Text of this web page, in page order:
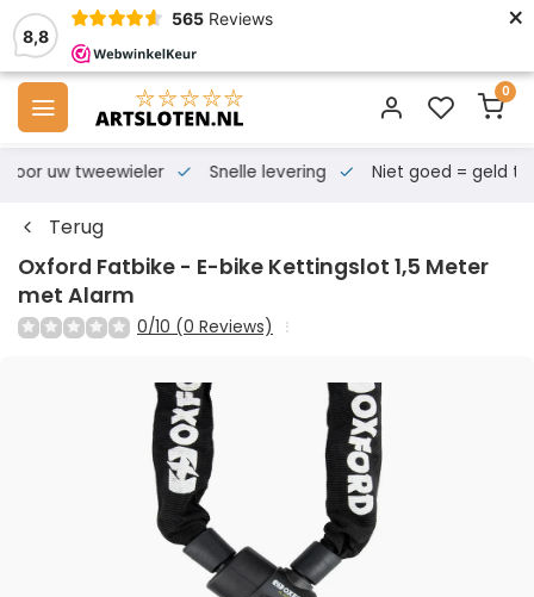
8,8
565 Reviews ×
0
voor uw tweewieler Snelle levering Niet goed = geld
Terug
Oxford Fatbike - E-bike Kettingslot 1,5 Meter
met Alarm
0/10 (0 Reviews)